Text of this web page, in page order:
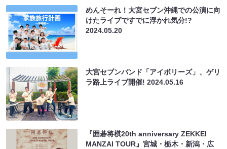
めんそーれ！大宮セブン沖縄での公演に向
けたライブですでに浮かれ気分!?
2024.05.20
大宮セブンバンド「アイボリーズ」、ゲリ
ラ路上ライブ開催!2024.05.16
『囲碁将棋20th anniversary ZEKKEI
MANZAI TOUR』宮城・栃木・新潟・広